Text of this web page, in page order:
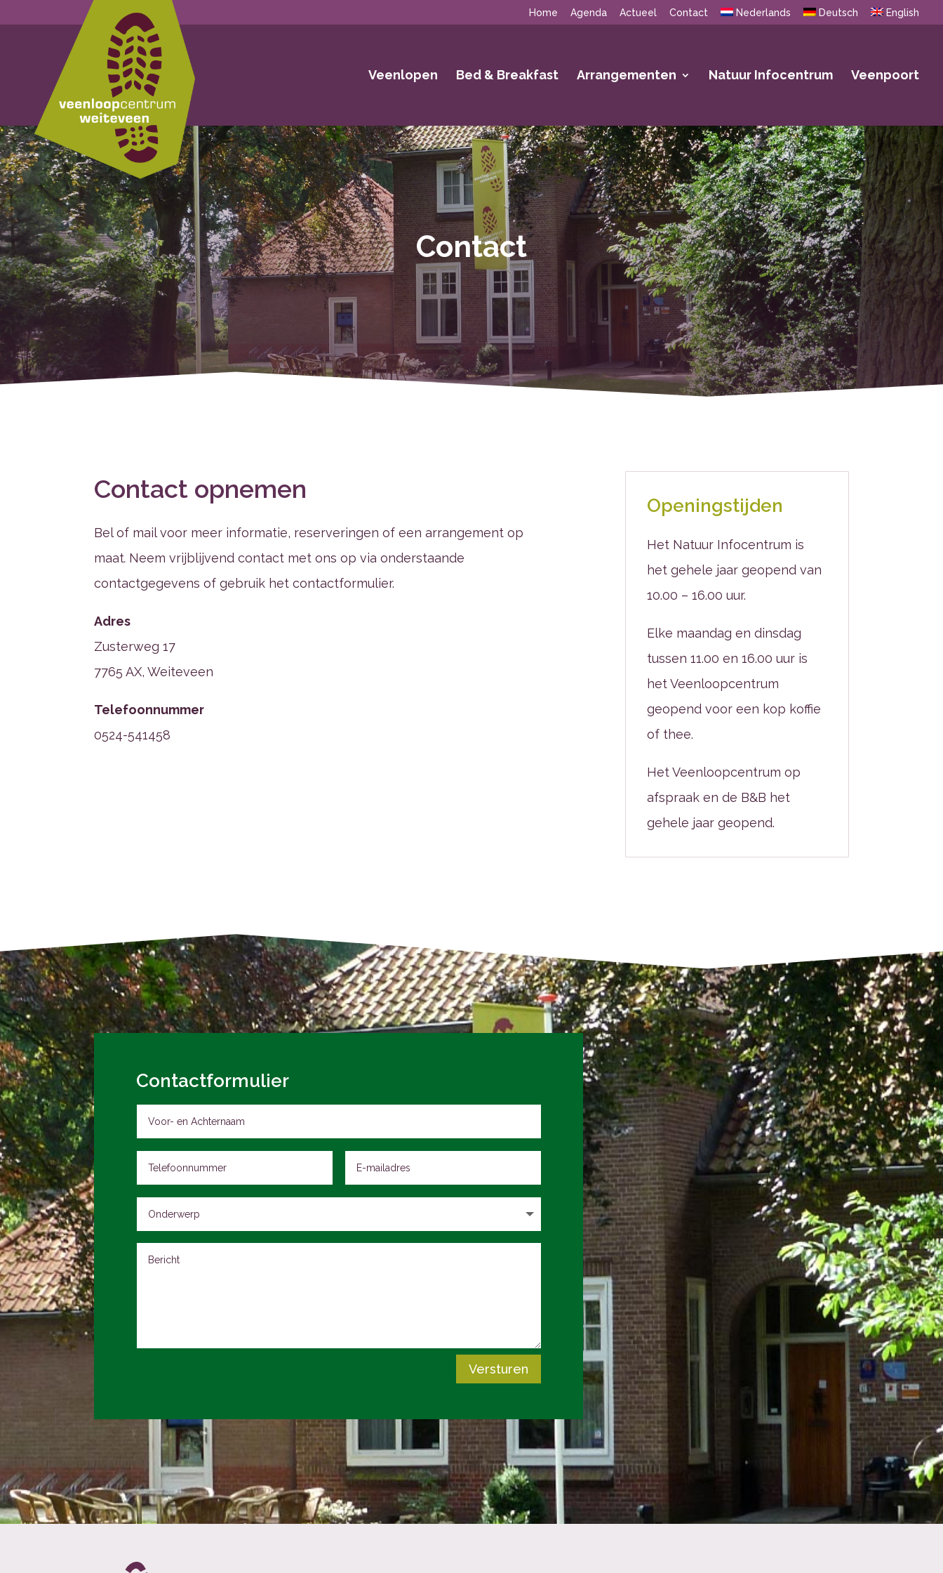
Home Agenda Actueel Contact Nederlands Deutsch English
Veenlopen Bed & Breakfast Arrangementen Natuur Infocentrum Veenpoort
Contact
Contact opnemen
Bel of mail voor meer informatie, reserveringen of een arrangement op
maat. Neem vrijblijvend contact met ons op via onderstaande
contactgegevens of gebruik het contactformulier.
Adres
Zusterweg 17
7765 AX, Weiteveen
Telefoonnummer
0524-541458
Openingstijden
Het Natuur Infocentrum is
het gehele jaar geopend van
10.00 – 16.00 uur.
Elke maandag en dinsdag
tussen 11.00 en 16.00 uur is
het Veenloopcentrum
geopend voor een kop koffie
of thee.
Het Veenloopcentrum op
afspraak en de B&B het
gehele jaar geopend.
Contactformulier
Versturen